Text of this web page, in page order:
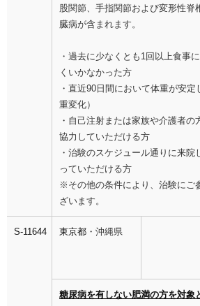
股関節、手指関節および変形性脊
臓病が含まれます。
・過去に少なくとも1回以上食事
くいかなかった方
・直近90日間において体重が安
重変化）
・自己注射または家族や介護者
協力していただける方
・治験のスケジュール通りに来
っていただける方
※その他の条件により、治験にご
ざいます。
S-11644 東京都 ・沖縄県
糖尿病を有しない肥満の方を対象